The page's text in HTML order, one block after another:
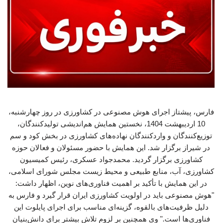
فارس، پیشتاز اجرای هوش مصنوعی در کشاورزی در روز چهارشنبه،
10 اردیبهشت 1404، نخستین همایش هم‌اندیشی تولیدکنندگان،
توزیع‌کنندگان و واردکنندگان نهاده‌های کشاورزی در بخش کود و سم
در شیراز برگزار شد. این همایش با حضور مسئولان و فعالان حوزه
کشاورزی برگزار گردید. محمدجواد عسکری، رئیس کمیسیون
کشاورزی، آب، منابع طبیعی و محیط زیست مجلس شورای اسلامی،
در این همایش با تأکید بر اهمیت فناوری‌های نوین، اظهار داشت:
"هوش مصنوعی باید در اولویت کشاورزی ایران قرار گیرد و فارس به
دلیل ظرفیت‌های بالقوه، گزینه‌ای مناسب برای اجرای پایلوت این
فناوری‌ها است." وی همچنین بر لزوم تلاش بیشتر برای دانش‌بنیان